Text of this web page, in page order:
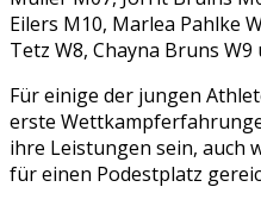
Eilers M10, Marlea Pahlke
Tetz W8, Chayna Bruns W9
Für einige der jungen
erste
ihre Leistungen sein, auch
für einen Podestplatz